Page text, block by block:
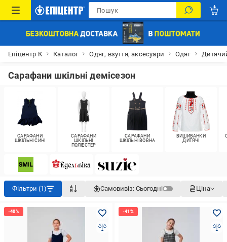
Епіцентр К Каталог Одяг, взуття, аксесуари Одяг
Сарафани шкільні демісезон
САРАФАНИ
ШКІЛЬНІ СИНІ
САРАФАНИ
ШКІЛЬНІ
ПОЛІЕСТЕР
САРАФАНИ
ШКІЛЬНІ ВОВНА
ВИШИВАНКИ
ДИТЯЧІ
Фільтри (1) Самовивіз: Сьогодні Ціна